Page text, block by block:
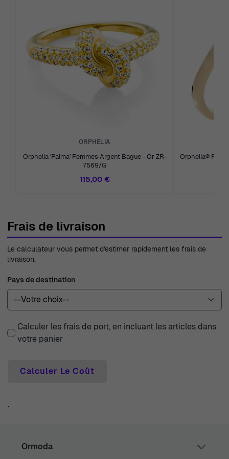
ORPHELIA
Orphelia 'Palma' Femmes Argent Bague - Or ZR-
7569/G
115,00 €
Orphelia® Femmes Or Jaune 18C Bague - Or RD-
Frais de livraison
Le calculateur vous permet d'estimer rapidement les frais de
livraison.
Pays de destination
Calculer les frais de port, en incluant les articles dans
votre panier
Calculer Le Coût
`
Ormoda